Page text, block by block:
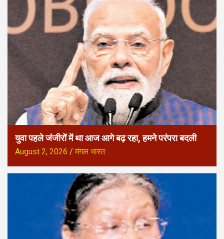
युवा पहले जंजीरों में था आज आगे बढ़ रहा, हमने परंपरा बदली
August 2, 2026 मंगल भारत